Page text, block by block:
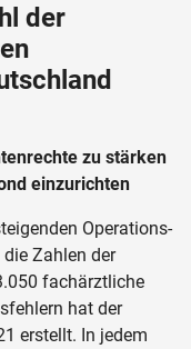
der
zu stärken
einzurichten
Operations-
Zahlen der
fachärztliche
hat der
erstellt. In jedem